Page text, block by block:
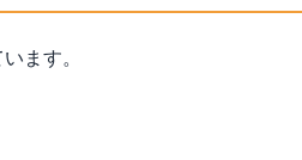
ます。